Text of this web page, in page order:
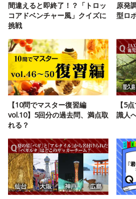
間違えると即終了！？「トロッ
コアドベンチャー風」クイズに
挑戦
原発
型ロ
【10問でマスター復習編
vol.10】5回分の過去問、満点取
れる？
【5
識人